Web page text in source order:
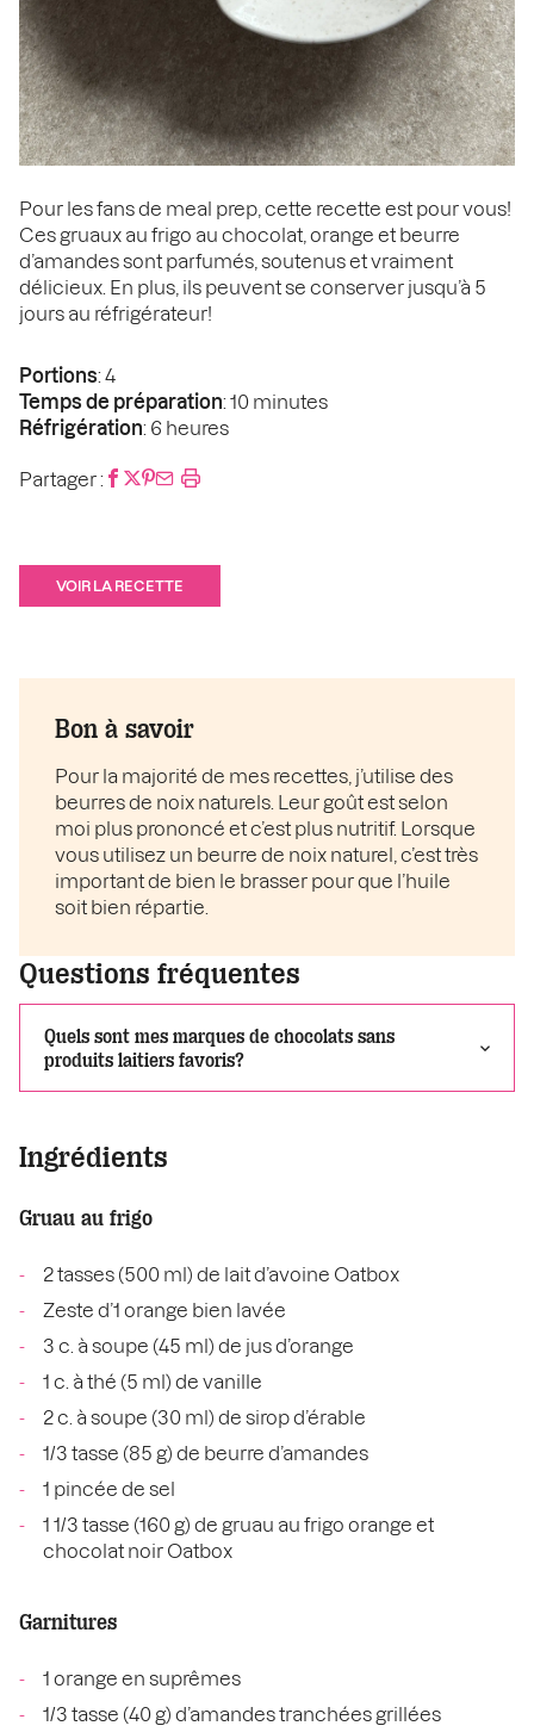
Pour les fans de meal prep, cette recette est pour vous!
Ces gruaux au frigo au chocolat, orange et beurre
d’amandes sont parfumés, soutenus et vraiment
délicieux. En plus, ils peuvent se conserver jusqu’à 5
jours au réfrigérateur!
Portions: 4
Temps de préparation: 10 minutes
Réfrigération: 6 heures
Partager :
VOIR LA RECETTE
Bon à savoir
Pour la majorité de mes recettes, j’utilise des
beurres de noix naturels. Leur goût est selon
moi plus prononcé et c’est plus nutritif. Lorsque
vous utilisez un beurre de noix naturel, c’est très
important de bien le brasser pour que l’huile
soit bien répartie.
Questions fréquentes
Quels sont mes marques de chocolats sans
produits laitiers favoris?
Ingrédients
Gruau au frigo
2 tasses (500 ml) de lait d’avoine Oatbox
Zeste d’1 orange bien lavée
3 c. à soupe (45 ml) de jus d’orange
1 c. à thé (5 ml) de vanille
2 c. à soupe (30 ml) de sirop d’érable
1/3 tasse (85 g) de beurre d’amandes
1 pincée de sel
1 1/3 tasse (160 g) de gruau au frigo orange et
chocolat noir Oatbox
Garnitures
1 orange en suprêmes
1/3 tasse (40 g) d’amandes tranchées grillées